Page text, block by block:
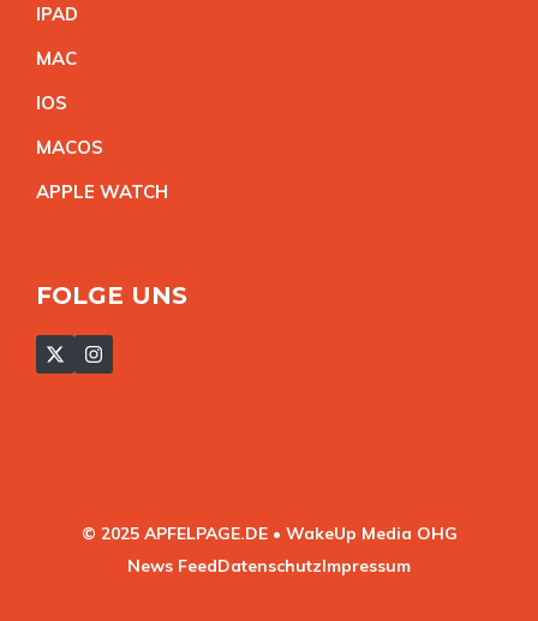
IPAD
MAC
IOS
MACOS
APPLE WATCH
FOLGE UNS
© 2025 APFELPAGE.DE • WakeUp Media OHG
News FeedDatenschutzImpressum